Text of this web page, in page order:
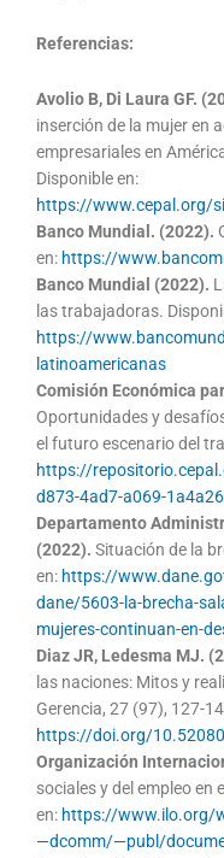
Referencias:
Avolio B, Di Laura GF.
inserción de la mujer en
empresariales en
Disponible en:
https://www.cepal.org/
Banco Mundial. (2022).
en: https://
Banco Mundial (2022).
las trabajadoras.
https://
latinoamericanas
Comisión Económica
Oportunidades y
el futuro escenario del
https://
d873-4ad7-a069-
Departamento
(2022). Situación de la
en: https://
dane/5603-la-brecha-
mujeres-continuan-en-
Diaz JR, Ledesma MJ.
las naciones: Mitos y
Gerencia, 27 (97), 127-
https://doi.org/
Organización
sociales y del empleo en
en: https://www.ilo.org/
—dcomm/—publ/